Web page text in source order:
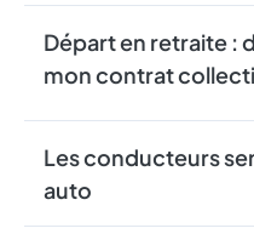
Départ en retraite :
mon contrat
Les conducteurs
auto